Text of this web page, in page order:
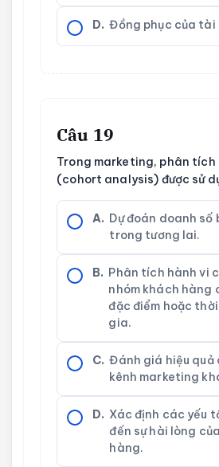
D. Đồng phục của tài
Câu 19
Trong marketing, phân
(cohort analysis) được sử
A. Dự đoán doanh số
trong tương lai.
B. Phân tích hành vi
nhóm khách hàng
đặc điểm hoặc
gia.
C. Đánh giá hiệu quả
kênh marketing
D. Xác định các yếu
đến sự hài lòng
hàng.